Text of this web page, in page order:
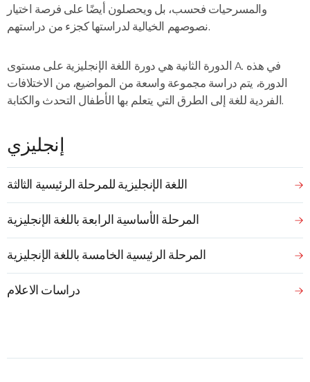
والمسرحيات فحسب، بل ويحصلون أيضًا على فرصة اختيار
نصوصهم الخيالية لدراستها كجزء من دراستهم.
الدورة الثانية هي دورة اللغة الإنجليزية على مستوى A. في هذه
الدورة، يتم دراسة مجموعة واسعة من المواضيع، من الاختلافات
الفردية للغة إلى الطرق التي يتعلم بها الأطفال التحدث والكتابة.
إنجليزي
اللغة الإنجليزية للمرحلة الرئيسية الثالثة
المرحلة الأساسية الرابعة باللغة الإنجليزية
المرحلة الرئيسية الخامسة باللغة الإنجليزية
دراسات الاعلام